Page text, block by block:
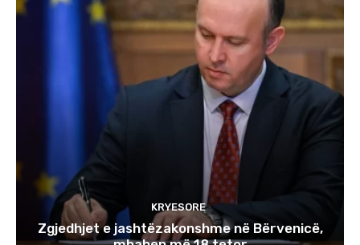
KRYESORE
Zgjedhjet e jashtëzakonshme në Bërvenicë,